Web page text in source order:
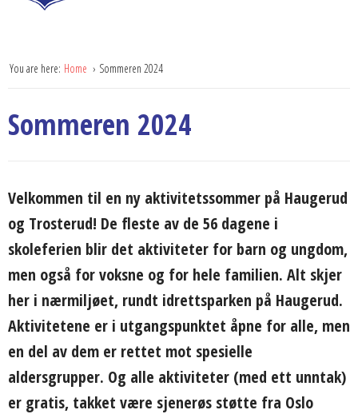
You are here: Home Sommeren 2024
Sommeren 2024
Velkommen til en ny aktivitetssommer på Haugerud
og Trosterud! De fleste av de 56 dagene i
skoleferien blir det aktiviteter for barn og ungdom,
men også for voksne og for hele familien. Alt skjer
her i nærmiljøet, rundt idrettsparken på Haugerud.
Aktivitetene er i utgangspunktet åpne for alle, men
en del av dem er rettet mot spesielle
aldersgrupper. Og alle aktiviteter (med ett unntak)
er gratis, takket være sjenerøs støtte fra Oslo